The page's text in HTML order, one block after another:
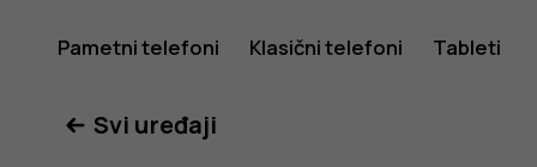
Nokia
Pametni telefoni Klasični telefoni Tableti
Svi uređaji